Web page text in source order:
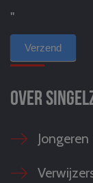
"
Over
Jongeren